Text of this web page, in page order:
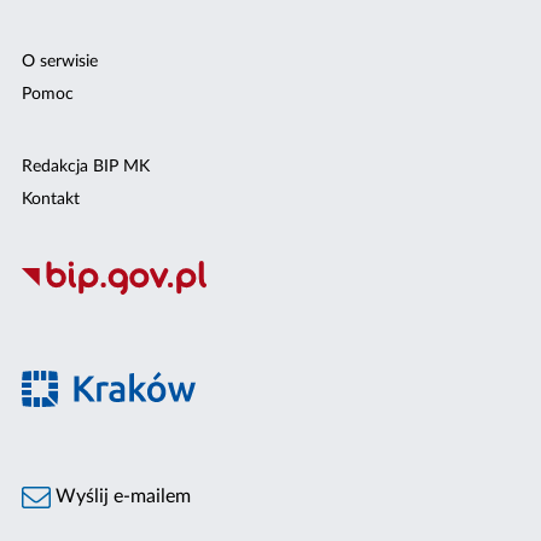
O serwisie
Pomoc
Redakcja BIP MK
Kontakt
Wyślij e-mailem